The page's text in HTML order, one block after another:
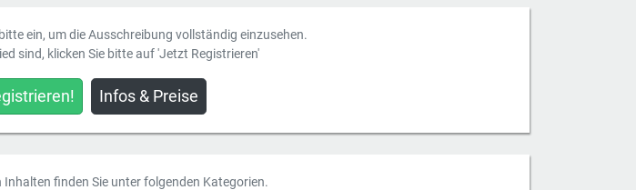
ein, um die Ausschreibung vollständig einzusehen.
sind, klicken Sie bitte auf 'Jetzt Registrieren'
Infos & Preise
finden Sie unter folgenden Kategorien.